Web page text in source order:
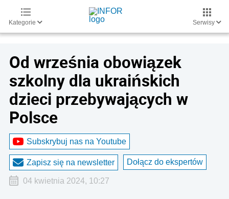
Kategorie Serwisy
Od września obowiązek
szkolny dla ukraińskich
dzieci przebywających w
Polsce
Subskrybuj nas na Youtube
Zapisz się na newsletter Dołącz do ekspertów
04 kwietnia 2024, 10:27